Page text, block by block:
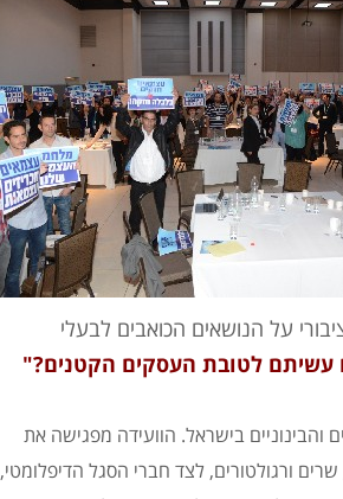
על הנושאים הכואבים לבעלי
לטובת העסקים הקטנים?"
והבינוניים בישראל. הוועידה מפגישה את
ורגולטורים, לצד חברי הסגל הדיפלומטי,